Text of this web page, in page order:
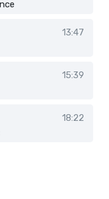
13:47
15:39
18:22